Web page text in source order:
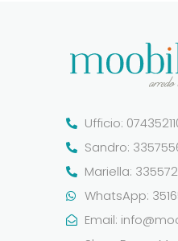
Ufficio:
Sandro:
Mariella:
WhatsApp:
Email: